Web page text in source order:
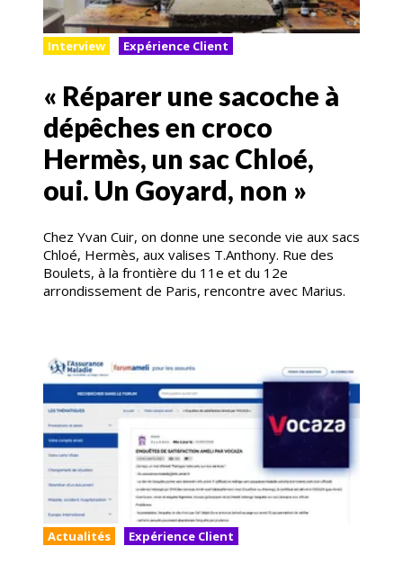
Interview Expérience Client
« Réparer une sacoche à
dépêches en croco
Hermès, un sac Chloé,
oui. Un Goyard, non »
Chez Yvan Cuir, on donne une seconde vie aux sacs
Chloé, Hermès, aux valises T.Anthony. Rue des
Boulets, à la frontière du 11e et du 12e
arrondissement de Paris, rencontre avec Marius.
Actualités Expérience Client